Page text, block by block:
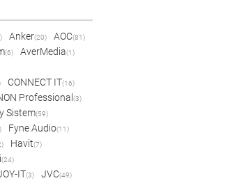
Anker(20) AOC(81)
(6) AverMedia(1)
CONNECT IT(16)
Professional (3)
Sistem(59)
Fyne Audio(11)
Havit(7)
(24)
IT(3) JVC(49)